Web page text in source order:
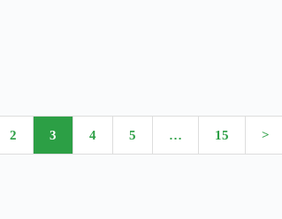
2 3 4 5 … 15 >